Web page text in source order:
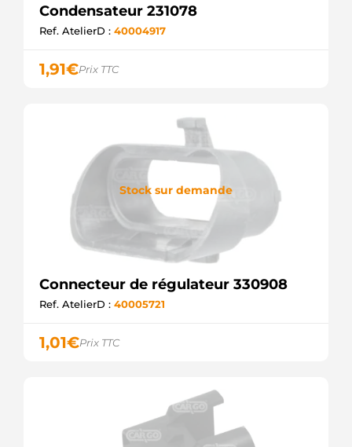
Condensateur 231078
Ref. AtelierD : 40004917
1,91€Prix TTC
Stock sur demande
Connecteur de régulateur 330908
Ref. AtelierD : 40005721
1,01€Prix TTC